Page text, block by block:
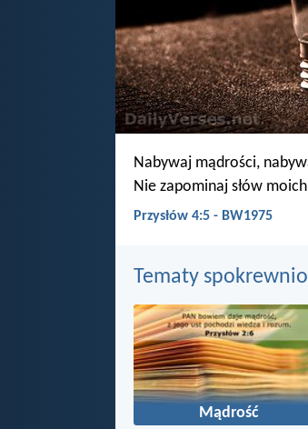
Nabywaj mądrości,
Nie zapominaj słów
Przysłów 4:5 - BW1975
Tematy
Mądrość